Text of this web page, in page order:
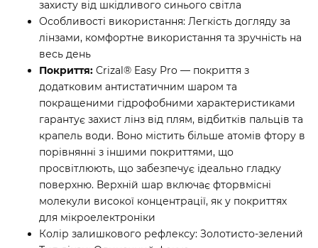
захисту від шкідливого синього світла
Особливості використання: Легкість догляду за
лінзами, комфортне використання та зручність на
весь день
Покриття: Crizal® Easy Pro — покриття з
додатковим антистатичним шаром та
покращеними гідрофобними характеристиками
гарантує захист лінз від плям, відбитків пальців та
крапель води. Воно містить більше атомів фтору в
порівнянні з іншими покриттями, що
просвітлюють, що забезпечує ідеально гладку
поверхню. Верхній шар включає фторвмісні
молекули високої концентрації, як у покриттях
для мікроелектроніки
Колір залишкового рефлексу: Золотисто-зелений